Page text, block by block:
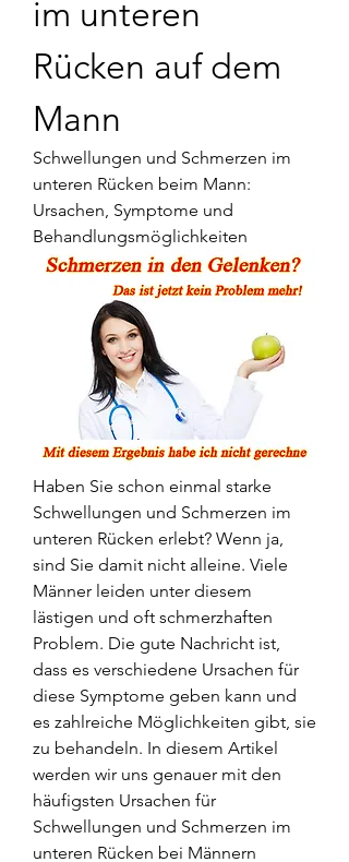
im unteren
Rücken auf dem
Mann
Schwellungen und Schmerzen im
unteren Rücken beim Mann:
Ursachen, Symptome und
Behandlungsmöglichkeiten
Haben Sie schon einmal starke
Schwellungen und Schmerzen im
unteren Rücken erlebt? Wenn ja,
sind Sie damit nicht alleine. Viele
Männer leiden unter diesem
lästigen und oft schmerzhaften
Problem. Die gute Nachricht ist,
dass es verschiedene Ursachen für
diese Symptome geben kann und
es zahlreiche Möglichkeiten gibt, sie
zu behandeln. In diesem Artikel
werden wir uns genauer mit den
häufigsten Ursachen für
Schwellungen und Schmerzen im
unteren Rücken bei Männern